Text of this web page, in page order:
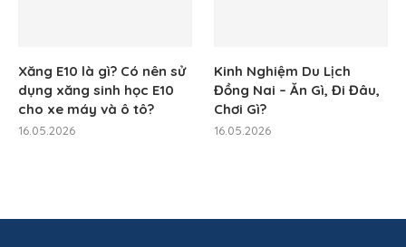
Xăng E10 là gì? Có nên sử
dụng xăng sinh học E10
cho xe máy và ô tô?
16.05.2026
Kinh Nghiệm Du Lịch
Đồng Nai – Ăn Gì, Đi Đâu,
Chơi Gì?
16.05.2026